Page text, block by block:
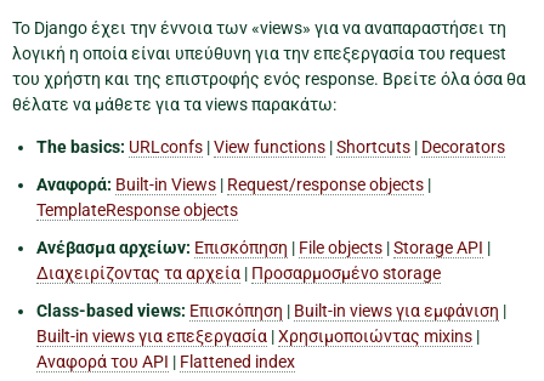
Το Django έχει την έννοια των «views» για να αναπαραστήσει τη
λογική η οποία είναι υπεύθυνη για την επεξεργασία του request
του χρήστη και της επιστροφής ενός response. Βρείτε όλα όσα θα
θέλατε να μάθετε για τα views παρακάτω:
The basics: URLconfs |View functions |Shortcuts | Decorators
Αναφορά: Built-in Views | Request/response objects |
TemplateResponse objects
Ανέβασμα αρχείων: Επισκόπηση | File objects |Storage API |
Διαχειρίζοντας τα αρχεία | Προσαρμοσμένο storage
Class-based views: Επισκόπηση | Built-in views για εμφάνιση |
Built-in views για επεξεργασία |Χρησιμοποιώντας mixins |
Αναφορά του API | Flattened index